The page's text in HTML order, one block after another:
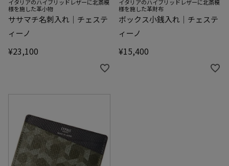
イタリアのハイブリッドレザーに北斎模
様を施した革小物
ササマチ名刺入れ｜チェステ
ィーノ
¥23,100
イタリアのハイブリッドレザーに北斎模
様を施した革財布
ボックス小銭入れ｜チェステ
ィーノ
¥15,400